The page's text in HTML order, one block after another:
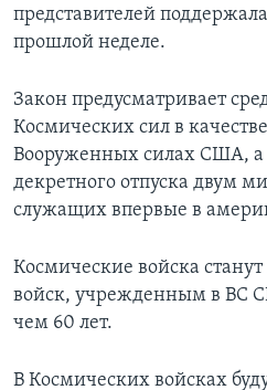
представителей
прошлой неделе.
Закон предусматривает
Космических сил в
Вооруженных силах США, а
декретного отпуска двум
служащих впервые в
Космические войска
войск, учрежденным в ВС
чем 60 лет.
В Космических войсках